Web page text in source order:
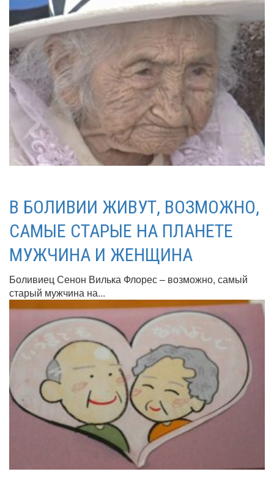
В БОЛИВИИ ЖИВУТ, ВОЗМОЖНО,
САМЫЕ СТАРЫЕ НА ПЛАНЕТЕ
МУЖЧИНА И ЖЕНЩИНА
Боливиец Сенон Вилька Флорес – возможно, самый
старый мужчина на...